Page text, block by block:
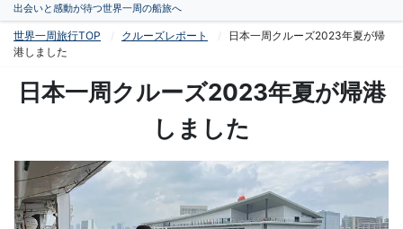
出会いと感動が待つ世界一周の船旅へ
世界一周旅行TOP クルーズレポート
日本一周クルーズ2023年夏が帰
港しました
日本一周クルーズ2023年夏が帰港
しました